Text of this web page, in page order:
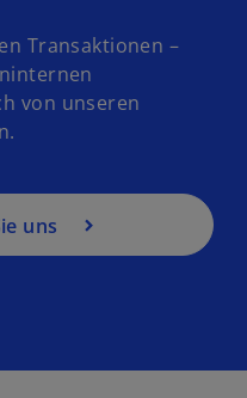
Transaktionen –
von unseren
uns